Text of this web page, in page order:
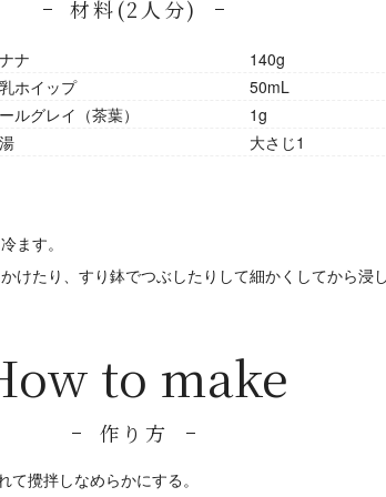
材料(2人分)
ナ
140g
ホイップ
50mL
ルグレイ（茶葉）
1g
大さじ1
ます。
けたり、すり鉢でつぶしたりして細かくしてから浸
to make
作り方
攪拌しなめらかにする。